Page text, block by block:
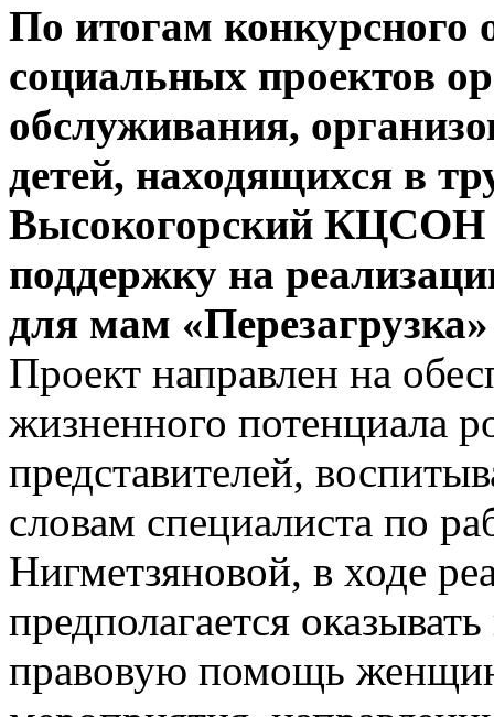
По итогам конкурсного
социальных проектов
обслуживания,
детей, находящихся в
Высокогорский КЦСОН
поддержку на
для мам
Проект направлен на
жизненного потенциала
представителей,
словам специалиста по
Нигметзяновой, в ходе
предполагается
правовую помощь